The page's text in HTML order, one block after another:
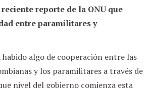
reporte de la ONU que
entre paramilitares y
habido algo de cooperación entre las
y los paramilitares a través de
nivel del gobierno comienza esta